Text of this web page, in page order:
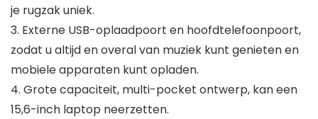
je rugzak uniek.
3. Externe USB-oplaadpoort en hoofdtelefoonpoort,
zodat u altijd en overal van muziek kunt genieten en
mobiele apparaten kunt opladen.
4. Grote capaciteit, multi-pocket ontwerp, kan een
15,6-inch laptop neerzetten.